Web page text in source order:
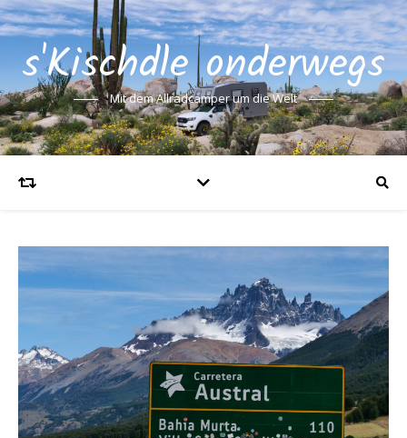
s'Kischdle onderwegs
Mit dem Allradcamper um die Welt